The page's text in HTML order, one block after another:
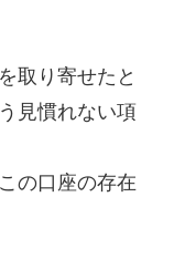
取り寄せたと
見慣れない項
の口座の存在